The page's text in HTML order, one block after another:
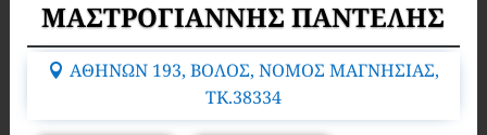
ΜΑΣΤΡΟΓΙΑΝΝΗΣ ΠΑΝΤΕΛΗΣ
ΑΘΗΝΩΝ 193, ΒΟΛΟΣ, ΝΟΜΟΣ ΜΑΓΝΗΣΙΑΣ,
TK.38334